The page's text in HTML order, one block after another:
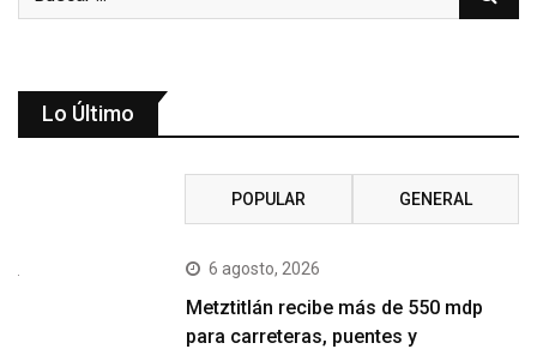
Lo Último
POPULAR GENERAL
6 agosto, 2026
Metztitlán recibe más de 550 mdp
para carreteras, puentes y